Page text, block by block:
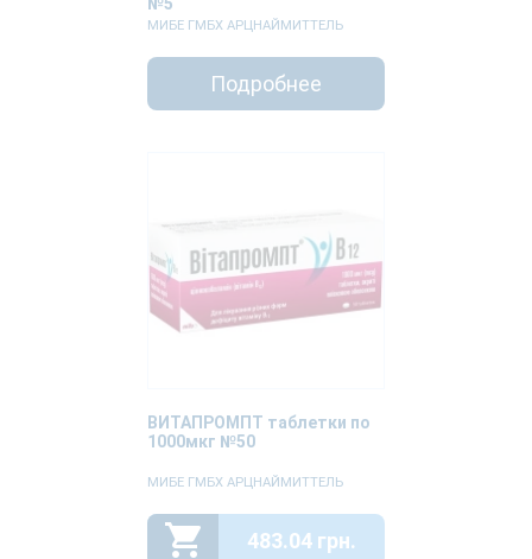
МИБЕ ГМБХ АРЦНАЙМИТТЕЛЬ
Подробнее
ВИТАПРОМПТ таблетки по
1000мкг №50
МИБЕ ГМБХ АРЦНАЙМИТТЕЛЬ
483.04 грн.